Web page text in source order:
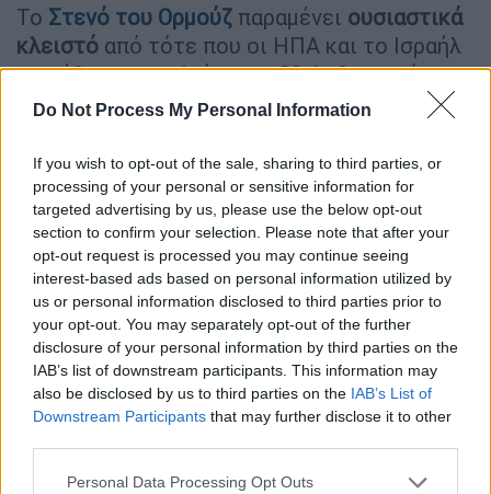
Do Not Process My Personal Information
If you wish to opt-out of the sale, sharing to third parties, or
processing of your personal or sensitive information for
targeted advertising by us, please use the below opt-out
section to confirm your selection. Please note that after your
opt-out request is processed you may continue seeing
interest-based ads based on personal information utilized by
us or personal information disclosed to third parties prior to
your opt-out. You may separately opt-out of the further
disclosure of your personal information by third parties on the
IAB’s list of downstream participants. This information may
also be disclosed by us to third parties on the IAB’s List of
Downstream Participants that may further disclose it to other
Please note that this website/app uses one or more Google
Personal Data Processing Opt Outs
Το Στενό του Ορμούζ παραμένει ουσιαστικά
κλειστό από τότε που οι ΗΠΑ και το Ισραήλ
επιτέθηκαν στο Ιράν στις 28 Φεβρουαρίου,
σταματώντας τις αποστολές ενεργειακών
φυσικού αερίου, των τροφίμων και των
μεταφορών στις ΗΠΑ και σε όλο τον κόσμο.
ΟΝτόναλντ Τραμπέχει επανειλημμένα
υπονοήσει ότι ο τρίμηνος πόλεμος
πλησιάζει στο τέλος του, λέγοντας σε μια
εκδήλωση την Παρασκευή ότι έχει
«τελειώσει σε μεγάλο βαθμό», αλλά ότι θα
μπορούσε να ολοκληρωθεί με «πιο δύσκολο
τρόπο» από ό,τι με τις διαπραγματεύσεις.
Ωστόσο, οιδιαπραγματεύσειςέχουν σε
μεγάλο βαθμόκαθυστερήσει. Όταν ρωτήθηκε